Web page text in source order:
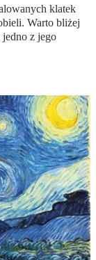
klatek
Warto bliżej
z jego